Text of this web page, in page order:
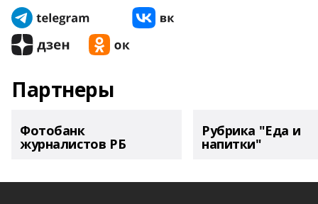
Партнеры
Фотобанк
журналистов РБ
Рубрика "Еда и
напитки"